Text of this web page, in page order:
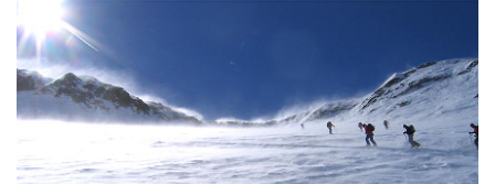
Im Tourenarchiv suchen
Land: